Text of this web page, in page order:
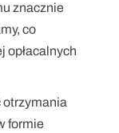
znacznie
co
opłacalnych
otrzymania
formie